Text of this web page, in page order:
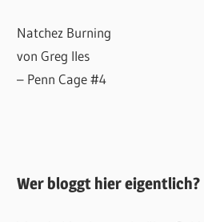
Natchez Burning
von Greg Iles
– Penn Cage #4
Wer bloggt hier eigentlich?